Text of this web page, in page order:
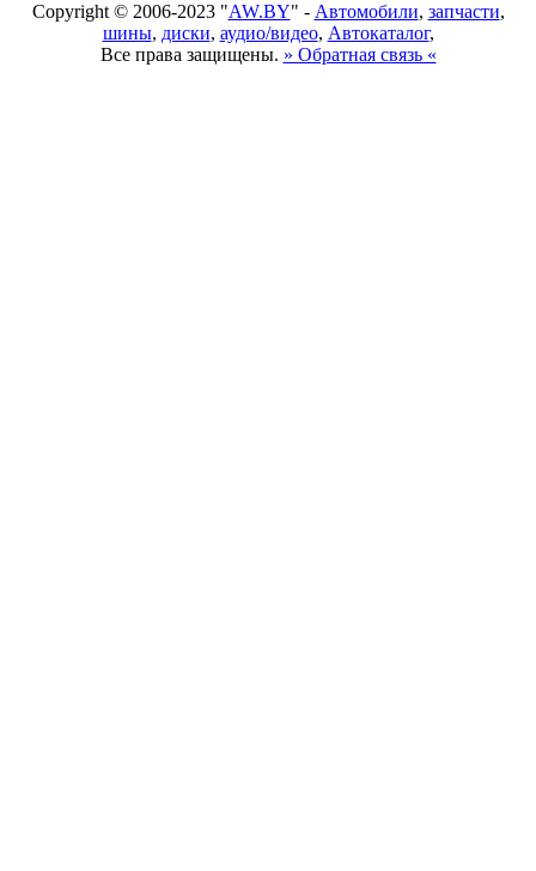
Copyright © 2006-2023 "AW.BY" - Автомобили, запчасти,
шины, диски, аудио/видео, Автокаталог,
Все права защищены. » Обратная связь «